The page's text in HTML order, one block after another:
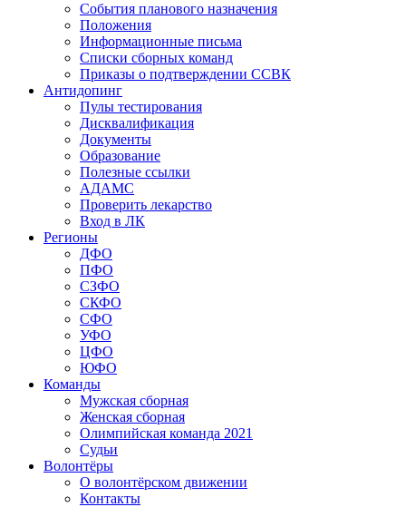
События планового назначения
Положения
Информационные письма
Списки сборных команд
Приказы о подтверждении ССВК
Антидопинг
Пулы тестирования
Дисквалификация
Документы
Образование
Полезные ссылки
АДАМС
Проверить лекарство
Вход в ЛК
Регионы
ДФО
ПФО
СЗФО
СКФО
СФО
УФО
ЦФО
ЮФО
Команды
Мужская сборная
Женская сборная
Олимпийская команда 2021
Судьи
Волонтёры
О волонтёрском движении
Контакты